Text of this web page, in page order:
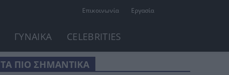
Επικοινωνία Εργασία
ΓΥΝΑΙΚΑ CELEBRITIES
ΤΑ ΠΙΟ ΣΗΜΑΝΤΙΚΑ